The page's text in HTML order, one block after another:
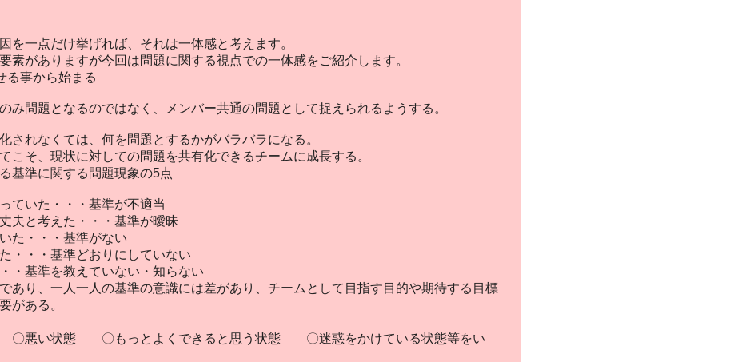
を一点だけ挙げれば、それは一体感と考えます。
素がありますが今回は問題に関する視点での一体感をご紹介します。
る事から始まる
み問題となるのではなく、メンバー共通の問題として捉えられるようする。
されなくては、何を問題とするかがバラバラになる。
こそ、現状に対しての問題を共有化できるチームに成長する。
基準に関する問題現象の5点
ていた・・・基準が不適当
夫と考えた・・・基準が曖昧
た・・・基準がない
・・・基準どおりにしていない
・基準を教えていない・知らない
あり、一人一人の基準の意識には差があり、チームとして目指す目的や期待する目標
がある。
悪い状態 〇もっとよくできると思う状態 〇迷惑をかけている状態等をい